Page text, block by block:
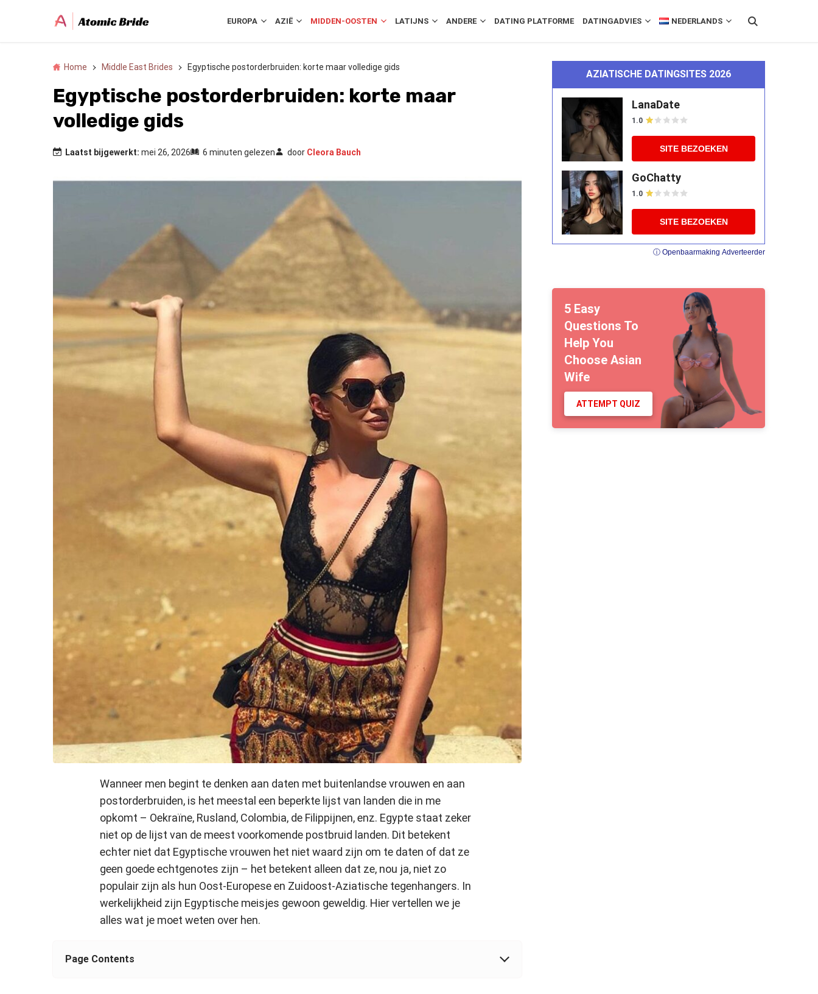
EUROPA AZIË MIDDEN-OOSTEN LATIJNS ANDERE DATING PLATFORME DATINGADVIES NEDERLANDS
Home Middle East Brides Egyptische postorderbruiden: korte maar volledige gids
Egyptische postorderbruiden: korte maar
volledige gids
Laatst bijgewerkt: mei 26, 2026 6 minuten gelezen door Cleora Bauch
Wanneer men begint te denken aan daten met buitenlandse vrouwen en aan
postorderbruiden, is het meestal een beperkte lijst van landen die in me
opkomt – Oekraïne, Rusland, Colombia, de Filippijnen, enz. Egypte staat zeker
niet op de lijst van de meest voorkomende postbruid landen. Dit betekent
echter niet dat Egyptische vrouwen het niet waard zijn om te daten of dat ze
geen goede echtgenotes zijn – het betekent alleen dat ze, nou ja, niet zo
populair zijn als hun Oost-Europese en Zuidoost-Aziatische tegenhangers. In
werkelijkheid zijn Egyptische meisjes gewoon geweldig. Hier vertellen we je
alles wat je moet weten over hen.
Page Contents
AZIATISCHE DATINGSITES 2026
LanaDate
1.0
SITE BEZOEKEN
GoChatty
1.0
SITE BEZOEKEN
ⓘ Openbaarmaking Adverteerder
5 Easy
Questions To
Help You
Choose Asian
Wife
ATTEMPT QUIZ